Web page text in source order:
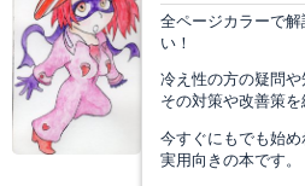
全ページカラーで
い！
冷え性の方の疑問
その対策や改善策を
今すぐにもでも始
実用向きの本です。